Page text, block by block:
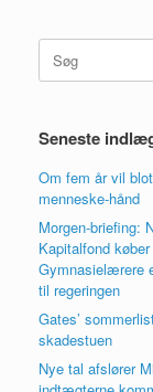
Søg
efter:
Seneste
Om fem år vil
menneske-hånd
Morgen-briefing:
Kapitalfond
Gymnasielærere
til regeringen
Gates’
skadestuen
Nye tal afslører